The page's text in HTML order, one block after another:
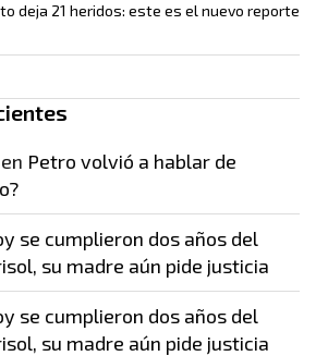
deja 21 heridos: este es el nuevo reporte
en Petro volvió a hablar de
se cumplieron dos años del
su madre aún pide justicia
se cumplieron dos años del
su madre aún pide justicia